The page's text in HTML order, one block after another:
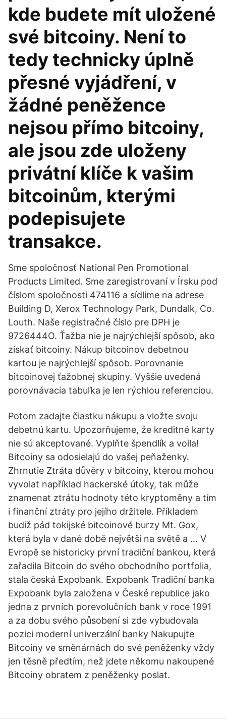
kde budete mít uložené
své bitcoiny. Není to
tedy technicky úplně
přesné vyjádření, v
žádné peněžence
nejsou přímo bitcoiny,
ale jsou zde uloženy
privátní klíče k vašim
bitcoinům, kterými
podepisujete
transakce.
Sme spoločnosť National Pen Promotional
Products Limited. Sme zaregistrovaní v Írsku pod
číslom spoločnosti 474116 a sídlime na adrese
Building D, Xerox Technology Park, Dundalk, Co.
Louth. Naše registračné číslo pre DPH je
9726444O. Ťažba nie je najrýchlejší spôsob, ako
získať bitcoiny. Nákup bitcoinov debetnou
kartou je najrýchlejší spôsob. Porovnanie
bitcoinovej ťažobnej skupiny. Vyššie uvedená
porovnávacia tabuľka je len rýchlou referenciou.
Potom zadajte čiastku nákupu a vložte svoju
debetnú kartu. Upozorňujeme, že kreditné karty
nie sú akceptované. Vyplňte špendlík a voila!
Bitcoiny sa odosielajú do vašej peňaženky.
Zhrnutie Ztráta důvěry v bitcoiny, kterou mohou
vyvolat například hackerské útoky, tak může
znamenat ztrátu hodnoty této kryptoměny a tím
i finanční ztráty pro jejího držitele. Příkladem
budiž pád tokijské bitcoinové burzy Mt. Gox,
která byla v dané době největší na světě a … V
Evropě se historicky první tradiční bankou, která
zařadila Bitcoin do svého obchodního portfolia,
stala česká Expobank. Expobank Tradiční banka
Expobank byla založena v České republice jako
jedna z prvních porevolučních bank v roce 1991
a za dobu svého působení si zde vybudovala
pozici moderní univerzální banky Nakupujte
Bitcoiny ve směnárnách do své peněženky vždy
jen těsně předtím, než jdete někomu nakoupené
Bitcoiny obratem z peněženky poslat.